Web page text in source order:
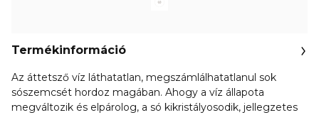
Termékinformáció
Az áttetsző víz láthatatlan, megszámlálhatatlanul sok
sószemcsét hordoz magában. Ahogy a víz állapota
megváltozik és elpárolog, a só kikristályosodik, jellegzetes